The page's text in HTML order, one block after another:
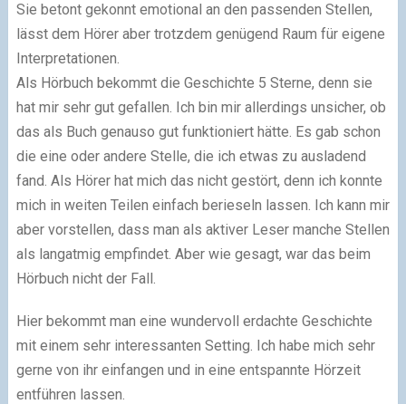
Sie betont gekonnt emotional an den passenden Stellen,
lässt dem Hörer aber trotzdem genügend Raum für eigene
Interpretationen.
Als Hörbuch bekommt die Geschichte 5 Sterne, denn sie
hat mir sehr gut gefallen. Ich bin mir allerdings unsicher, ob
das als Buch genauso gut funktioniert hätte. Es gab schon
die eine oder andere Stelle, die ich etwas zu ausladend
fand. Als Hörer hat mich das nicht gestört, denn ich konnte
mich in weiten Teilen einfach berieseln lassen. Ich kann mir
aber vorstellen, dass man als aktiver Leser manche Stellen
als langatmig empfindet. Aber wie gesagt, war das beim
Hörbuch nicht der Fall.
Hier bekommt man eine wundervoll erdachte Geschichte
mit einem sehr interessanten Setting. Ich habe mich sehr
gerne von ihr einfangen und in eine entspannte Hörzeit
entführen lassen.